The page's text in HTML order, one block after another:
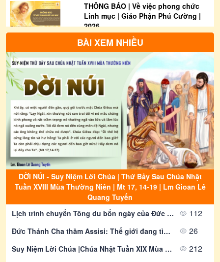
THÔNG BÁO | Về việc phong chức
Linh mục | Giáo Phận Phú Cường |
2026
09/08/2026 4024
THƯ THÔNG BÁO: Về việc tham gia
bầu cử Đại biểu Quốc hội khóa XVI
và Đại biểu Hội đồng nhân dân các
cấp nhiệm kỳ 2026-2031
09/08/2026 1295
Thông Báo | Thư Rao Phong Chức
Linh Mục Khoá 20 | Giáo Phận Phú
Cường
09/08/2026 2061
Thông Báo | Về việc Truyền Chức
Phó tế Khoá 21 | Giáo Phận Phú
Cường
09/08/2026 2676
Thông Báo | Thánh lễ Bế mạc Năm
Thánh 2025 tại Giáo phận Phú
Cường
09/08/2026 1257
Phó Tế Khoá 21 | Giáo Phận Phú
09/08/2026 1852
BÀI XEM NHIỀU
DỜI NÚI - Suy Niệm Lời Chúa | Thứ Bảy Sau Chúa Nhật
Tuần XVIII Mùa Thường Niên | Mt 17, 14-19 | Lm Gioan Lê
Quang Tuyến
Lịch trình chuyến Tông du bốn ngày của Đức Lêô XIV tại Pháp
112
Đức Thánh Cha thăm Assisi: Thế giới đang tìm kiếm những vị thánh giữa các con 26
Suy Niệm Lời Chúa |Chúa Nhật Tuần XIX Mùa Thường Niên - Năm A| Mt 14,22-33 | Lm Alfonso Nguyễn Quang Hiển-Gp Phú Cường 212